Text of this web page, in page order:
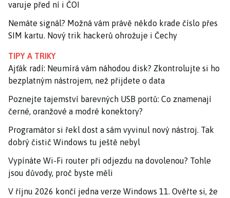
varuje před ní i ČOI
Nemáte signál? Možná vám právě někdo krade číslo přes
SIM kartu. Nový trik hackerů ohrožuje i Čechy
TIPY A TRIKY
Ajťák radí: Neumírá vám náhodou disk? Zkontrolujte si ho
bezplatným nástrojem, než přijdete o data
Poznejte tajemství barevných USB portů: Co znamenají
černé, oranžové a modré konektory?
Programátor si řekl dost a sám vyvinul nový nástroj. Tak
dobrý čistič Windows tu ještě nebyl
Vypínáte Wi-Fi router při odjezdu na dovolenou? Tohle
jsou důvody, proč byste měli
V říjnu 2026 končí jedna verze Windows 11. Ověřte si, že